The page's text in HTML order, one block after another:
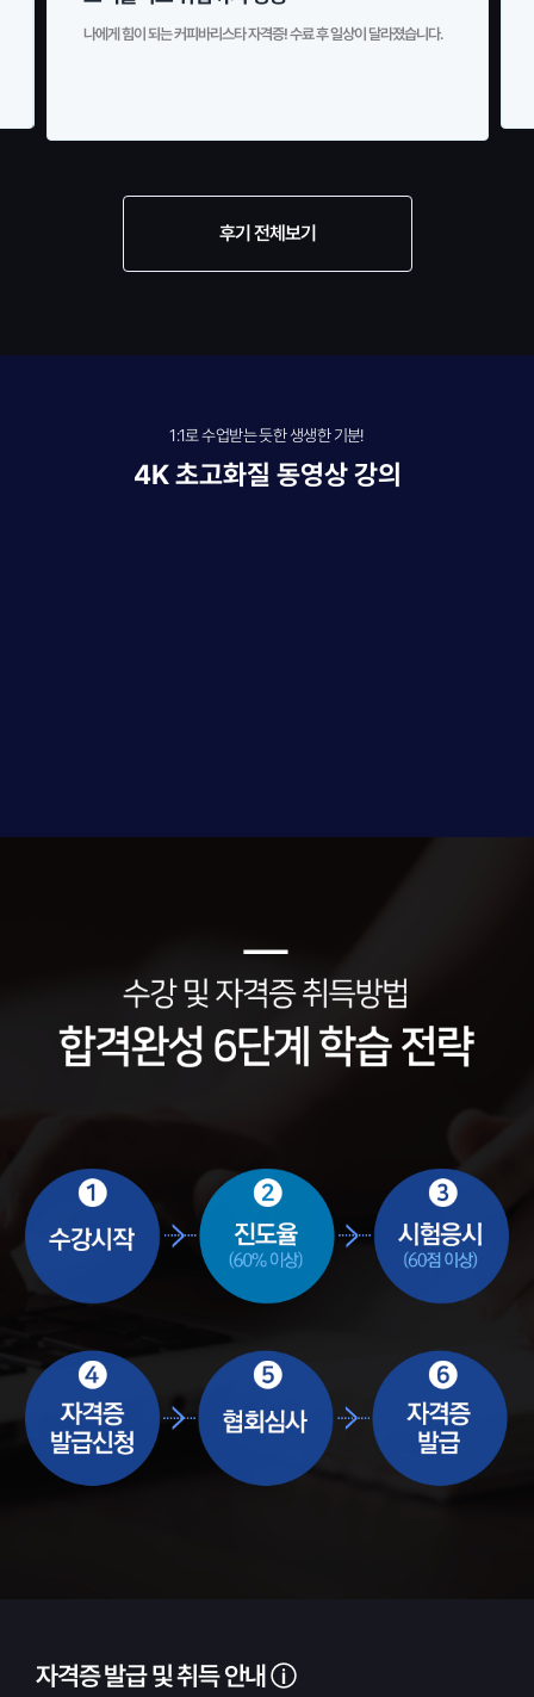
나에게 힘이 되는 커피바리스타 자격증! 수료 후 일상이 달라졌습니다.
후기 전체보기
1:1로 수업받는 듯한 생생한 기분!
4K 초고화질 동영상 강의
자격증 발급 및 취득 안내